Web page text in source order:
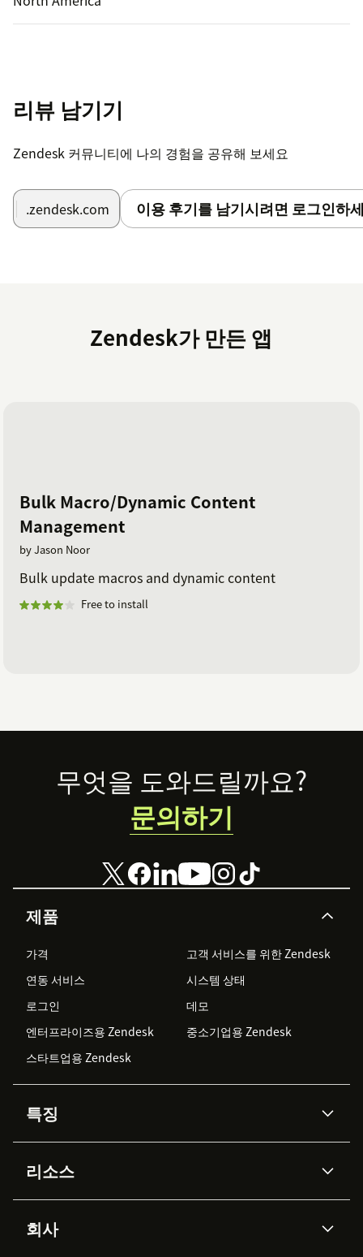
리뷰 남기기
Zendesk 커뮤니티에 나의 경험을 공유해 보세요
.zendesk.com 이용 후기를 남기시려면 로그인하
Zendesk가 만든 앱
Bulk Macro/Dynamic Content
Management
by Jason Noor
Bulk update macros and dynamic content
Free to install
Footer
제품
가격
고객 서비스를 위한 Zendesk
연동 서비스
시스템 상태
로그인
데모
엔터프라이즈용 Zendesk
중소기업용 Zendesk
스타트업용 Zendesk
특징
Zendesk AI
Advanced Data Privacy &
Protection
지식창고
리소스
API & 개발자
회사
무엇을 도와드릴까요?
문의하기